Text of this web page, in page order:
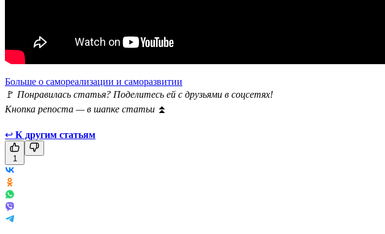
Больше о самореализации и саморазвитии
🚩 Понравилась статья? Поделитесь ей с друзьями в соцсетях!
Кнопка репоста — в шапке статьи ⏫
↩ К другим статьям
1